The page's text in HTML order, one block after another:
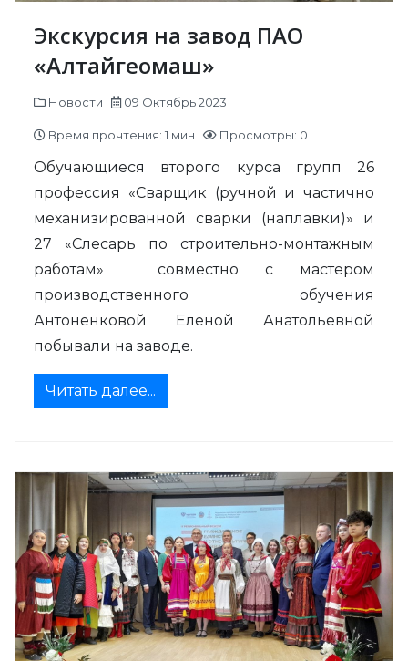
Экскурсия на завод ПАО
«Алтайгеомаш»
Новости 09 Октябрь 2023
Время прочтения: 1 мин Просмотры: 0
Обучающиеся второго курса групп 26
профессия «Сварщик (ручной и частично
механизированной сварки (наплавки)» и
27 «Слесарь по строительно-монтажным
работам» совместно с мастером
производственного обучения
Антоненковой Еленой Анатольевной
побывали на заводе.
Читать далее...